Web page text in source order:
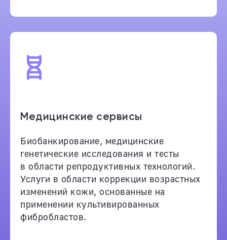
Медицинские сервисы
Биобанкирование, медицинские
генетические исследования и тесты
в области репродуктивных технологий.
Услуги в области коррекции возрастных
изменений кожи, основанные на
применении культивированных
фибробластов.